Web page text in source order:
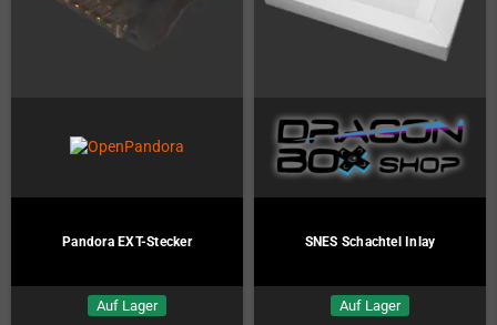
Pandora EXT-Stecker
Auf Lager
SNES Schachtel Inlay
Auf Lager